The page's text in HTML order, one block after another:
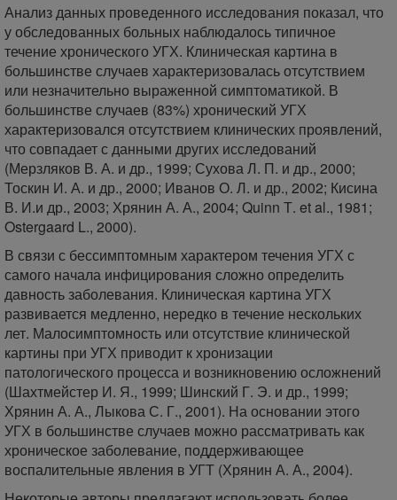
Анализ данных проведенного исследования показал, что
у обследованных больных наблюдалось типичное
течение хронического УГХ. Клиническая картина в
большинстве случаев характеризовалась отсутствием
или незначительно выраженной симптоматикой. В
большинстве случаев (83%) хронический УГХ
характеризовался отсутствием клинических проявлений,
что совпадает с данными других исследований
(Мерзляков В. А. и др., 1999; Сухова Л. П. и др., 2000;
Тоскин И. А. и др., 2000; Иванов О. Л. и др., 2002; Кисина
В. И.и др., 2003; Хрянин А. А., 2004; Quinn Т. et al., 1981;
Ostergaard L., 2000).
В связи с бессимптомным характером течения УГХ с
самого начала инфицирования сложно определить
давность заболевания. Клиническая картина УГХ
развивается медленно, нередко в течение нескольких
лет. Малосимптомность или отсутствие клинической
картины при УГХ приводит к хронизации
патологического процесса и возникновению осложнений
(Шахтмейстер И. Я., 1999; Шинский Г. Э. и др., 1999;
Хрянин А. А., Лыкова С. Г., 2001). На основании этого
УГХ в большинстве случаев можно рассматривать как
хроническое заболевание, поддерживающее
воспалительные явления в УГТ (Хрянин А. А., 2004).